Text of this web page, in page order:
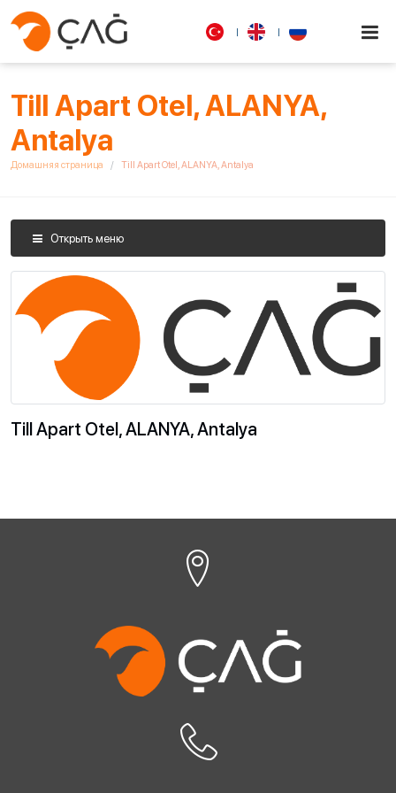
Till Apart Otel, ALANYA,
Antalya
Домашняя страница Till Apart Otel, ALANYA, Antalya
Открыть меню
Till Apart Otel, ALANYA, Antalya